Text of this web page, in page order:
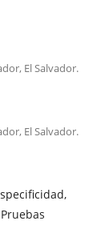
El Salvador.
El Salvador.